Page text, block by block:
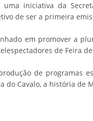
uma iniciativa da
de ser a primeira
em promover a
de Feira
de programas
do Cavalo, a história de